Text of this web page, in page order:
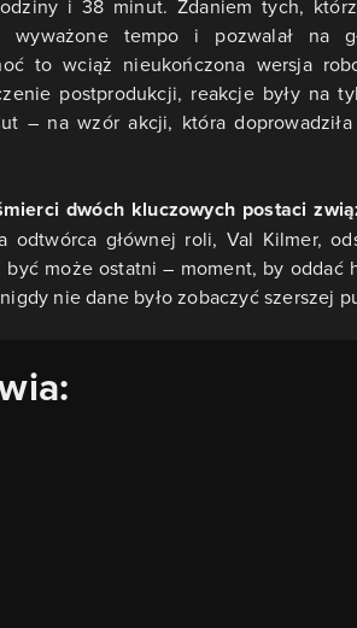
i 38 minut. Zdaniem tych,
tempo i pozwalał na
to wciąż nieukończona wersja
postprodukcji, reakcje były na
– na wzór akcji, która
dwóch kluczowych postaci
odtwórca głównej roli, Val Kilmer,
może ostatni – moment, by oddać
nie dane było zobaczyć szerszej